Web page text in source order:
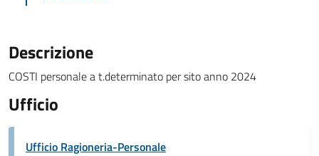
Descrizione
COSTI personale a t.determinato per sito anno 2024
Ufficio
Ufficio Ragioneria-Personale